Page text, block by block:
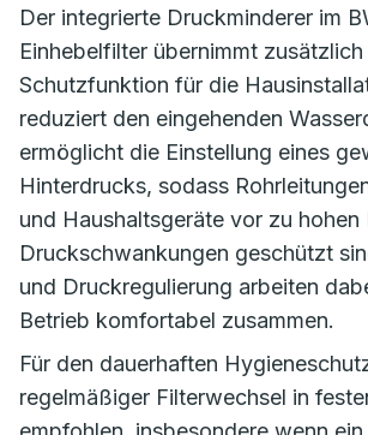
Der integrierte Druckminderer im
Einhebelfilter übernimmt
Schutzfunktion für die
reduziert den eingehenden
ermöglicht die Einstellung eines
Hinterdrucks, sodass
und Haushaltsgeräte vor zu hohen
Druckschwankungen geschützt
und Druckregulierung arbeiten
Betrieb komfortabel zusammen.
Für den dauerhaften
regelmäßiger Filterwechsel in